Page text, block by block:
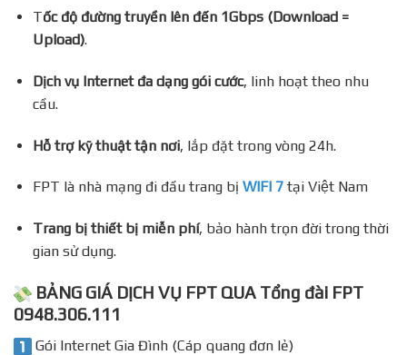
Tốc độ đường truyền lên đến 1Gbps (Download =
Upload).
Dịch vụ Internet đa dạng gói cước, linh hoạt theo nhu
cầu.
Hỗ trợ kỹ thuật tận nơi, lắp đặt trong vòng 24h.
FPT là nhà mạng đi đầu trang bị WIFI 7tại Việt Nam
Trang bị thiết bị miễn phí, bảo hành trọn đời trong thời
gian sử dụng.
BẢNG GIÁ DỊCH VỤ FPT QUA Tổng đài FPT
0948.306.111
Gói Internet Gia Đình (Cáp quang đơn lẻ)